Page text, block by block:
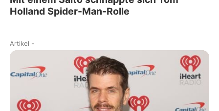
Holland Spider-Man-Rolle
Artikel -